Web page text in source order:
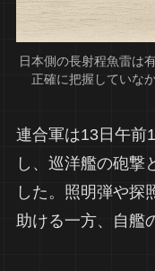
日本側の長射程魚雷は
正確に把握していな
連合軍は13日午前
し、巡洋艦の砲撃
した。照明弾や探
助ける一方、自艦